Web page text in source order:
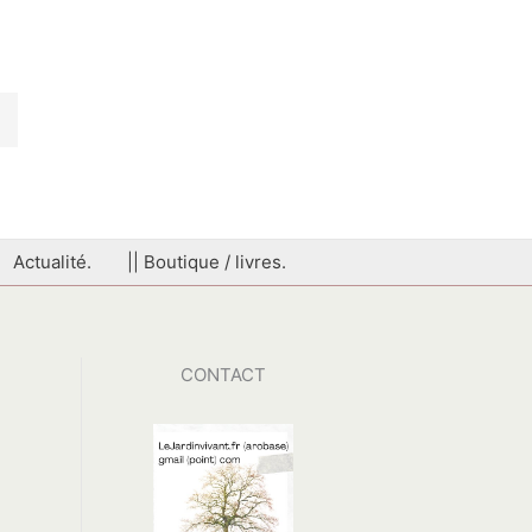
Actualité. || Boutique / livres.
CONTACT